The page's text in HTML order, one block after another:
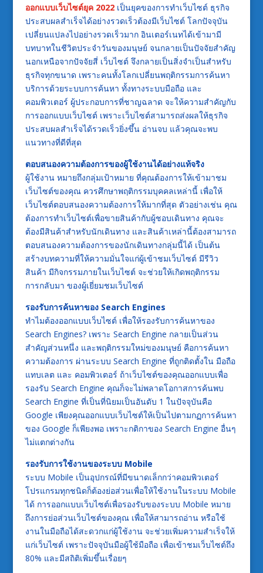
ออกแบบเว็บไซต์ยุค 2022 เป็นยุคของการทำเว็บไซต์ ธุรกิจ
ประสบผลสำเร็จได้อย่างรวดเร็วต้องมีเว็บไซต์ โลกปัจจุบัน
เปลี่ยนแปลงไปอย่างรวดเร็วมาก อินเตอร์เนทได้เข้ามามี
บทบาทในชีวิตประจำวันของมนุษย์ จนกลายเป็นปัจจัยสำคัญ
นอกเหนือจากปัจจัยสี่ เว็บไซต์ จึงกลายเป็นสิ่งจำเป็นสำหรับ
ธุรกิจทุกขนาด เพราะคนทั้งโลกเปลี่ยนพฤติกรรมการค้นหา
บริการด้วยระบบการค้นหา ทั้งทางระบบมือถือ และ
คอมพิวเตอร์ ผู้ประกอบการที่ชาญฉลาด จะให้ความสำคัญกับ
การออกแบบเว็บไซต์ เพราะเว็บไซต์สามารถส่งผลให้ธุรกิจ
ประสบผลสำเร็จได้รวดเร็วยิ่งขึ้น อ่านจบ แล้วคุณจะพบ
แนวทางที่ดีที่สุด
ตอบสนองความต้องการของผู้ใช้งานได้อย่างแท้จริง
ผู้ใช้งาน หมายถึงกลุ่มเป้าหมาย ที่คุณต้องการให้เข้ามาชม
เว็บไซต์ของคุณ ควรศึกษาพฤติกรรมบุคคลเหล่านี้ เพื่อให้
เว็บไซต์ตอบสนองความต้องการให้มากที่สุด ตัวอย่างเช่น คุณ
ต้องการทำเว็บไซต์เพื่อขายสินค้ากับผู้ชอบเดินทาง คุณจะ
ต้องมีสินค้าสำหรับนักเดินทาง และสินค้าเหล่านี้ต้องสามารถ
ตอบสนองความต้องการของนักเดินทางกลุ่มนี้ได้ เป็นต้น
สร้างบทความที่ให้ความมั่นใจแก่ผู้เข้าชมเว็บไซต์ มีรีวิว
สินค้า มีกิจกรรมภายในเว็บไซต์ จะช่วยให้เกิดพฤติกรรม
การกลับมา ของผู้เยี่ยมชมเว็บไซต์
รองรับการค้นหาของ Search Engines
ทำไมต้องออกแบบเว็บไซต์ เพื่อให้รองรับการค้นหาของ
Search Engines? เพราะ Search Engine กลายเป็นส่วน
สำคัญส่วนหนึ่ง และพฤติกรรมใหม่ของมนุษย์ คือการค้นหา
ความต้องการ ผ่านระบบ Search Engine ที่ถูกติดตั้งใน มือถือ
แทบเลต และ คอมพิวเตอร์ ถ้าเว็บไซต์ของคุณออกแบบเพื่อ
รองรับ Search Engine คุณก็จะไม่พลาดโอกาสการค้นพบ
Search Engine ที่เป็นที่นิยมเป็นอันดับ 1 ในปัจจุบันคือ
Google เพียงคุณออกแบบเว็บไซต์ให้เป็นไปตามกฏการค้นหา
ของ Google ก็เพียงพอ เพราะกติกาของ Search Engine อื่นๆ
ไม่แตกต่างกัน
รองรับการใช้งานของระบบ Mobile
ระบบ Mobile เป็นอุปกรณ์ที่มีขนาดเล็กกว่าคอมพิวเตอร์
โปรแกรมทุกชนิดก็ต้องย่อส่วนเพื่อให้ใช้งานในระบบ Mobile
ได้ การออกแบบเว็บไซต์เพื่อรองรับของระบบ Mobile หมาย
ถึงการย่อส่วนเว็บไซต์ของคุณ เพื่อให้สามารถอ่าน หรือใช้
งานในมือถือได้สะดวกแก่ผู้ใช้งาน จะช่วยเพิ่มความสำเร็จให้
แก่เว็บไซต์ เพราะปัจจุบันมือผู้ใช้มือถือ เพื่อเข้าชมเว็บไซต์ถึง
80% และมีสถิติเพิ่มขึ้นเรื่อยๆ